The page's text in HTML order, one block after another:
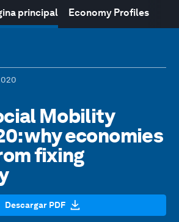
principal Economy Profiles
Mobility
why economies
fixing
Descargar PDF